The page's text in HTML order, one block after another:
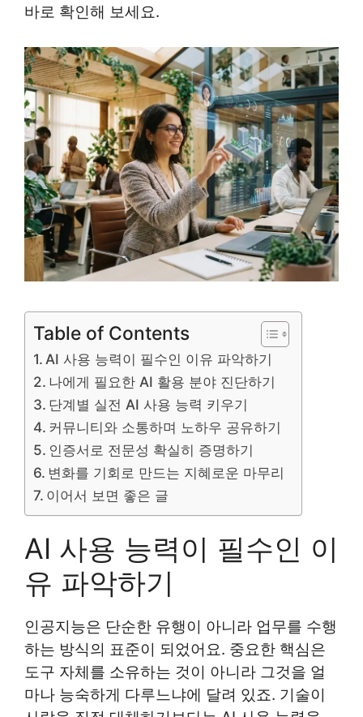
바로 확인해 보세요.
Table of Contents
AI 사용 능력이 필수인 이유 파악하기
나에게 필요한 AI 활용 분야 진단하기
단계별 실전 AI 사용 능력 키우기
커뮤니티와 소통하며 노하우 공유하기
인증서로 전문성 확실히 증명하기
변화를 기회로 만드는 지혜로운 마무리
이어서 보면 좋은 글
AI 사용 능력이 필수인 이
유 파악하기
인공지능은 단순한 유행이 아니라 업무를 수행
하는 방식의 표준이 되었어요. 중요한 핵심은
도구 자체를 소유하는 것이 아니라 그것을 얼
마나 능숙하게 다루느냐에 달려 있죠. 기술이